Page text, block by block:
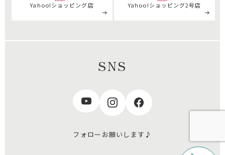
Yahoo!ショッピング店 Yahoo!ショッピング2号店
SNS
フォローお願いします♪